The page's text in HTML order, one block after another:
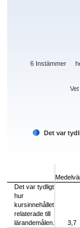
Det var
Vet
6
Det var tydligt
hur
kursinnehållet
relaterade till
lärandemålen.
3,7